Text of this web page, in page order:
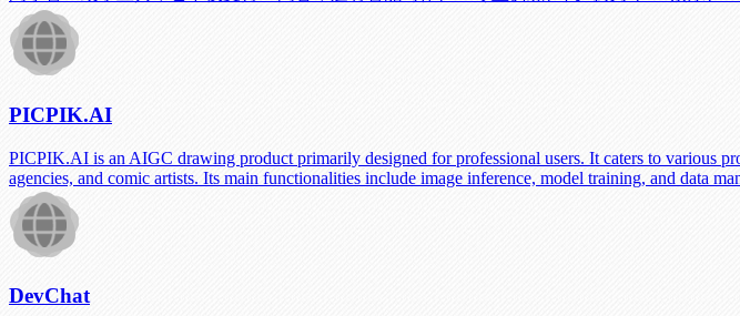
PICPIK.AI
PICPIK.AI is an AIGC drawing product primarily designed for professional users. It caters to various
agencies, and comic artists. Its main functionalities include image inference, model training, and data
DevChat